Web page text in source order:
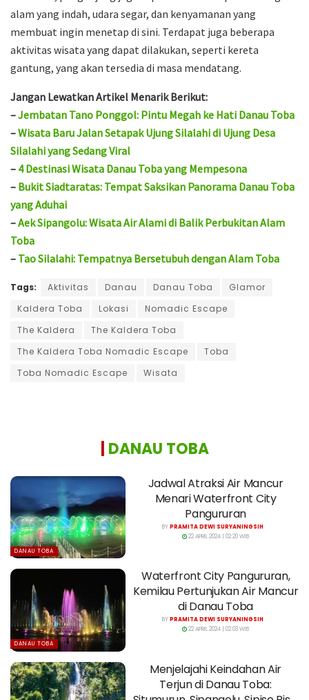
alam yang indah, udara segar, dan kenyamanan yang
membuat ingin menetap di sini. Terdapat juga beberapa
aktivitas wisata yang dapat dilakukan, seperti kereta
gantung, yang akan tersedia di masa mendatang.
Jangan Lewatkan Artikel Menarik Berikut:
–Jembatan Tano Ponggol: Pintu Megah ke Hati Danau Toba
–Wisata Baru Jalan Setapak Ujung Silalahi di Ujung Desa
Silalahi yang Sedang Viral
– 4 Destinasi Wisata Danau Toba yang Mempesona
– Bukit Siadtaratas: Tempat Saksikan Panorama Danau Toba
yang Aduhai
–Aek Sipangolu: Wisata Air Alami di Balik Perbukitan Alam
Toba
– Tao Silalahi: Tempatnya Bersetubuh dengan Alam Toba
Tags: Aktivitas Danau Danau Toba
Glamor
Kaldera Toba
Lokasi
Nomadic Escape
The Kaldera
The Kaldera Toba
The Kaldera Toba Nomadic Escape
Toba
Toba Nomadic Escape
Wisata
DANAU TOBA
DANAU TOBA
Jadwal Atraksi Air Mancur
Menari Waterfront City
Pangururan
BYPRAMITA DEWI SURYANINGSIH
22 APRIL 2024 | 02:20 WIB
DANAU TOBA
Waterfront City Pangururan,
Kemilau Pertunjukan Air Mancur
di Danau Toba
BYPRAMITA DEWI SURYANINGSIH
22 APRIL 2024 | 02:03 WIB
Menjelajahi Keindahan Air
Terjun di Danau Toba: